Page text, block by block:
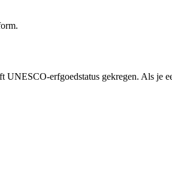
erfgoedstatus gekregen. Als je